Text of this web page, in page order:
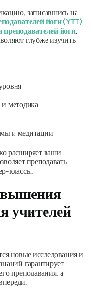
записавшись на
йоги (YTT)
йоги.
глубже изучить
и методика
и медитации
расширяет ваши
преподавать
классы.
учителей
новые исследования и
гарантирует
преподавания, а